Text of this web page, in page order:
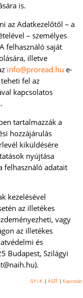
is.
az Adatkezelőtől – a
– személyes
felhasználó saját
illetve
info@proread.hu e-
fel az
kapcsolatos
tartalmazzák a
hozzájárulás
kiküldésére
nyújtása
felhasználó adatait
kezelésével
az illetékes
vagy
az illetékes
és
Budapest, Szilágyi
GY.I.K. | ÁSZF | Kapcsolat